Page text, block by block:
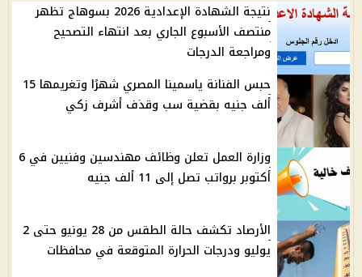
نتيجة الشهادة الإعدادية 2026 بسوهاج تظهر
منتصف الأسبوع الجاري بعد انتهاء التصحيح
ومراجعة الدرجات
حبس الفنانة ياسمينا المصري شهرًا وتغريمها 15
ألف جنيه بقضية سب وقذف أشرف زكي
وزارة العمل تعلن وظائف مهندسين وفنيين في 6
أكتوبر برواتب تصل إلى 11 ألف جنيه
الأرصاد تكشف حالة الطقس من 28 يونيو حتى 2
يوليو ودرجات الحرارة المتوقعة في محافظات